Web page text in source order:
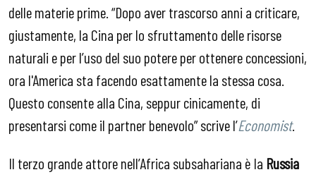
delle materie prime. “Dopo aver trascorso anni a criticare,
giustamente, la Cina per lo sfruttamento delle risorse
naturali e per l’uso del suo potere per ottenere concessioni,
ora l'America sta facendo esattamente la stessa cosa.
Questo consente alla Cina, seppur cinicamente, di
presentarsi come il partner benevolo” scrive l’Economist.
Il terzo grande attore nell’Africa subsahariana è la Russia